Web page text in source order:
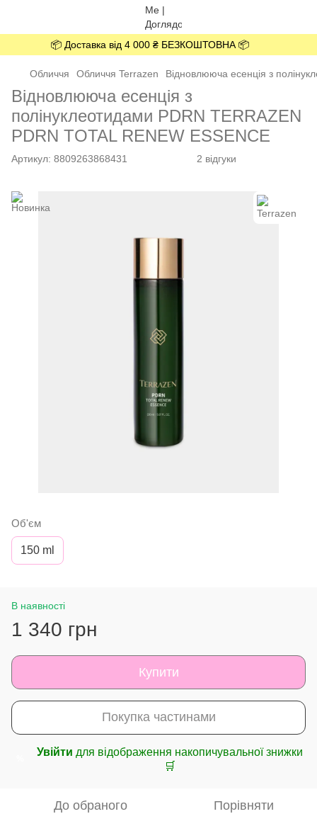
📦 Доставка від 4 000 ₴ БЕЗКОШТОВНА 📦
Обличчя Обличчя Terrazen Відновлююча есенція з
Відновлююча есенція з
полінуклеотидами PDRN TERRAZEN
PDRN TOTAL RENEW ESSENCE
Артикул: 8809263868431 2 відгуки
Об'єм
150 ml
В наявності
1 340 грн
Купити
Покупка частинами
Увійти для відображення накопичувальної знижки
🛒
До обраного Порівняти